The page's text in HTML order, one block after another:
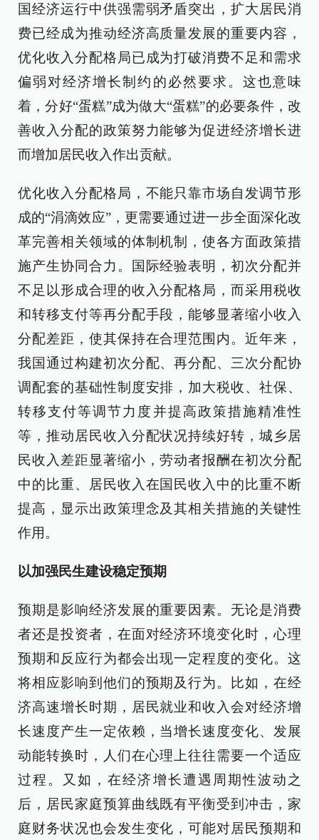
国经济运行中供强需弱矛盾突出，扩大居民消
费已经成为推动经济高质量发展的重要内容，
优化收入分配格局已成为打破消费不足和需求
偏弱对经济增长制约的必然要求。这也意味
着，分好“蛋糕”成为做大“蛋糕”的必要条件，改
善收入分配的政策努力能够为促进经济增长进
而增加居民收入作出贡献。
优化收入分配格局，不能只靠市场自发调节形
成的“涓滴效应”，更需要通过进一步全面深化改
革完善相关领域的体制机制，使各方面政策措
施产生协同合力。国际经验表明，初次分配并
不足以形成合理的收入分配格局，而采用税收
和转移支付等再分配手段，能够显著缩小收入
分配差距，使其保持在合理范围内。近年来，
我国通过构建初次分配、再分配、三次分配协
调配套的基础性制度安排，加大税收、社保、
转移支付等调节力度并提高政策措施精准性
等，推动居民收入分配状况持续好转，城乡居
民收入差距显著缩小，劳动者报酬在初次分配
中的比重、居民收入在国民收入中的比重不断
提高，显示出政策理念及其相关措施的关键性
作用。
以加强民生建设稳定预期
预期是影响经济发展的重要因素。无论是消费
者还是投资者，在面对经济环境变化时，心理
预期和反应行为都会出现一定程度的变化。这
将相应影响到他们的预期及行为。比如，在经
济高速增长时期，居民就业和收入会对经济增
长速度产生一定依赖，当增长速度变化、发展
动能转换时，人们在心理上往往需要一个适应
过程。又如，在经济增长遭遇周期性波动之
后，居民家庭预算曲线既有平衡受到冲击，家
庭财务状况也会发生变化，可能对居民预期和